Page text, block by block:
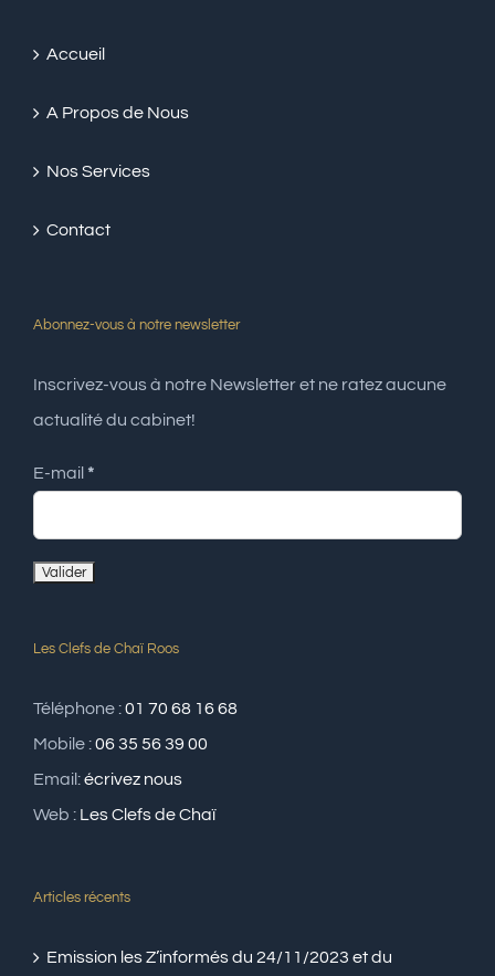
Accueil
A Propos de Nous
Nos Services
Contact
Abonnez-vous à notre newsletter
Inscrivez-vous à notre Newsletter et ne ratez aucune
actualité du cabinet!
E-mail *
Les Clefs de Chaï Roos
Téléphone :01 70 68 16 68
Mobile :06 35 56 39 00
Email:écrivez nous
Web : Les Clefs de Chaï
Articles récents
Emission les Z’informés du 24/11/2023 et du